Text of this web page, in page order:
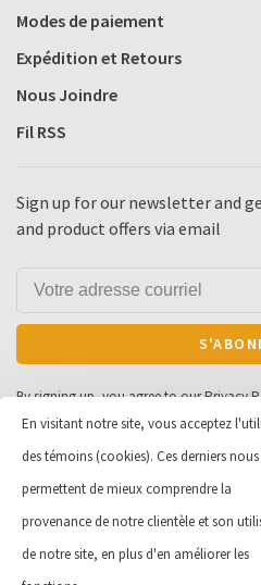
Modes de paiement
Expédition et Retours
Nous Joindre
Fil RSS
Sign up for our newsletter and
and product offers via email
By signing up, you agree to our Privacy
© Copyright 2026 Cycle et Sports
- Theme byHuysmans.me
-Cycle Robert
En visitant notre site, vous acceptez
des témoins (cookies). Ces derniers nous
permettent de mieux comprendre la
provenance de notre clientèle et son
de notre site, en plus d'en améliorer les